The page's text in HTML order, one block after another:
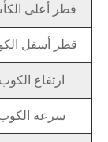
قطر أعلى
قطر أسفل
ارتفاع
سرعة